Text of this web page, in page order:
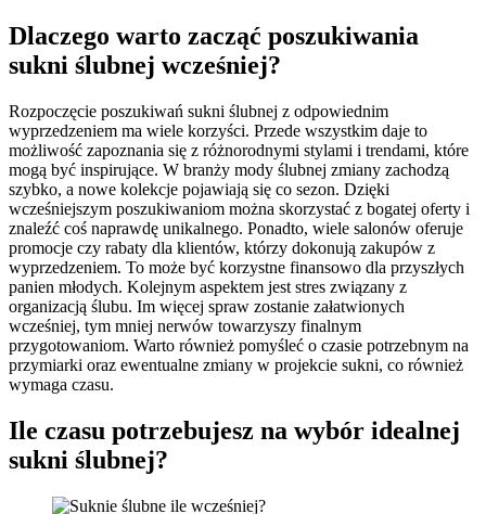
Dlaczego warto zacząć poszukiwania
sukni ślubnej wcześniej?
Rozpoczęcie poszukiwań sukni ślubnej z odpowiednim
wyprzedzeniem ma wiele korzyści. Przede wszystkim daje to
możliwość zapoznania się z różnorodnymi stylami i trendami, które
mogą być inspirujące. W branży mody ślubnej zmiany zachodzą
szybko, a nowe kolekcje pojawiają się co sezon. Dzięki
wcześniejszym poszukiwaniom można skorzystać z bogatej oferty i
znaleźć coś naprawdę unikalnego. Ponadto, wiele salonów oferuje
promocje czy rabaty dla klientów, którzy dokonują zakupów z
wyprzedzeniem. To może być korzystne finansowo dla przyszłych
panien młodych. Kolejnym aspektem jest stres związany z
organizacją ślubu. Im więcej spraw zostanie załatwionych
wcześniej, tym mniej nerwów towarzyszy finalnym
przygotowaniom. Warto również pomyśleć o czasie potrzebnym na
przymiarki oraz ewentualne zmiany w projekcie sukni, co również
wymaga czasu.
Ile czasu potrzebujesz na wybór idealnej
sukni ślubnej?